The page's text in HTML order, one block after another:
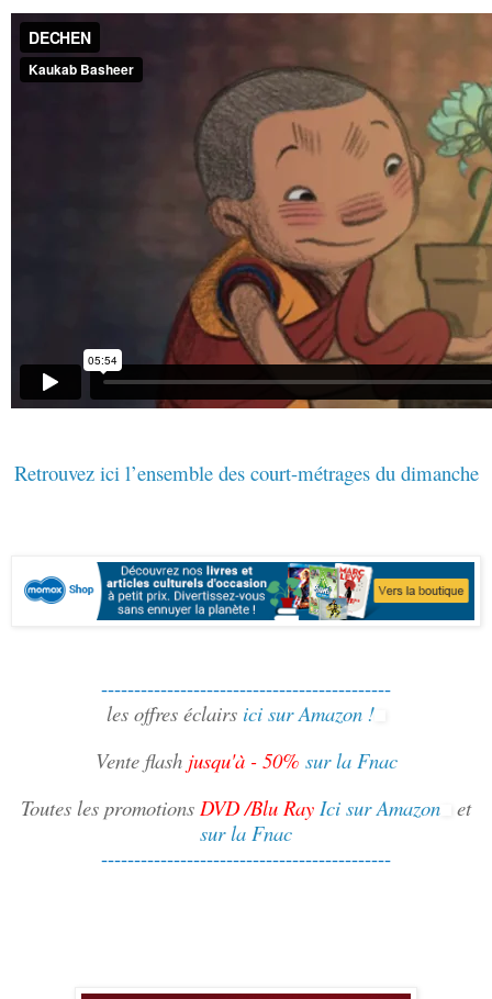
Retrouvez ici l’ensemble des court-métrages du dimanche
--------------------------------------------
les offres éclairs ici sur Amazon !
Vente flash jusqu'à - 50% sur la Fnac
Toutes les promotions DVD /Blu Ray Ici sur Amazon et
sur la Fnac
--------------------------------------------